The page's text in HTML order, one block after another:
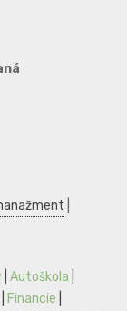
Autoškola
Financie